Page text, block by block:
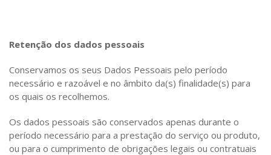
Retenção dos dados pessoais
Conservamos os seus Dados Pessoais pelo período
necessário e razoável e no âmbito da(s) finalidade(s) para
os quais os recolhemos.
Os dados pessoais são conservados apenas durante o
período necessário para a prestação do serviço ou produto,
ou para o cumprimento de obrigações legais ou contratuais